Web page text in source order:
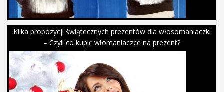
Kilka propozycji świątecznych prezentów dla włosomaniaczki
– Czyli co kupić włomaniaczce na prezent?